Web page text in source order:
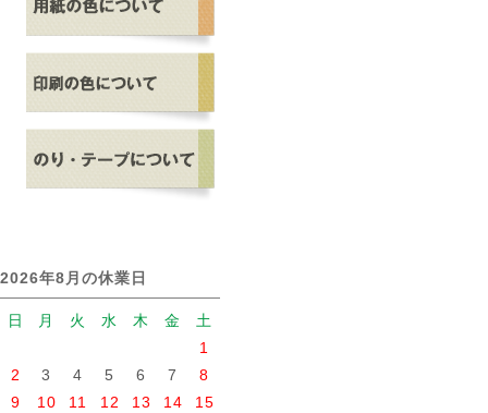
2026年8月の休業日
日 月 火 水 木 金
土
1
2
3 4 5 6 7
8
9
10 11 12 13 14
15